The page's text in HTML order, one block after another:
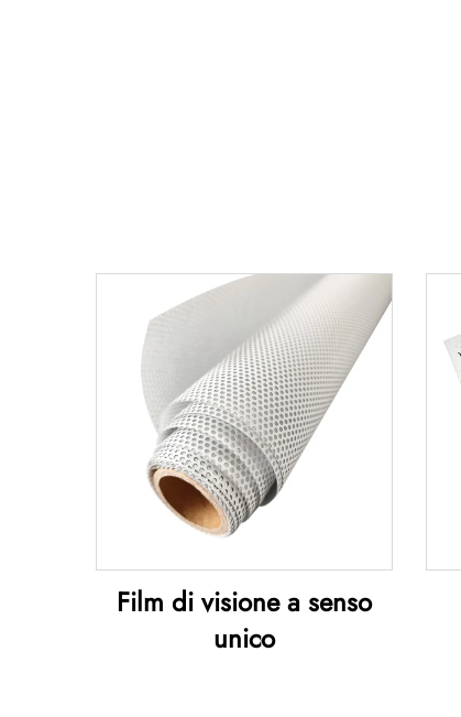
Film di visione a senso
unico